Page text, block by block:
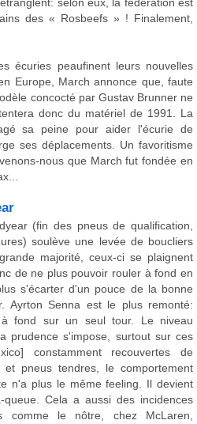
des « Rosbeefs » ! Finalement,
écuries peaufinent leurs nouvelles
Europe, March annonce que, faute
concocté par Gustav Brunner ne
donc du matériel de 1991. La
sa peine pour aider l'écurie de
ses déplacements. Un favoritisme
nous que March fut fondée en
(fin des pneus de qualification,
soulève une levée de boucliers
majorité, ceux-ci se plaignent
de ne plus pouvoir rouler à fond en
s'écarter d'un pouce de la bonne
Ayrton Senna est le plus remonté:
fond sur un seul tour. Le niveau
prudence s'impose, surtout sur ces
constamment recouvertes de
pneus tendres, le comportement
n'a plus le même feeling. Il devient
Cela a aussi des incidences
comme le nôtre, chez McLaren,